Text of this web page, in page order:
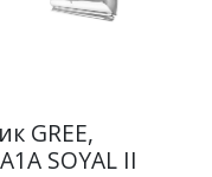
GREE,
SOYAL II